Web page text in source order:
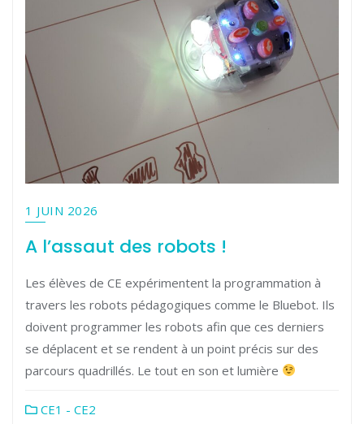
1 JUIN 2026
A l’assaut des robots !
Les élèves de CE expérimentent la programmation à
travers les robots pédagogiques comme le Bluebot. Ils
doivent programmer les robots afin que ces derniers
se déplacent et se rendent à un point précis sur des
parcours quadrillés. Le tout en son et lumière
CE1 - CE2